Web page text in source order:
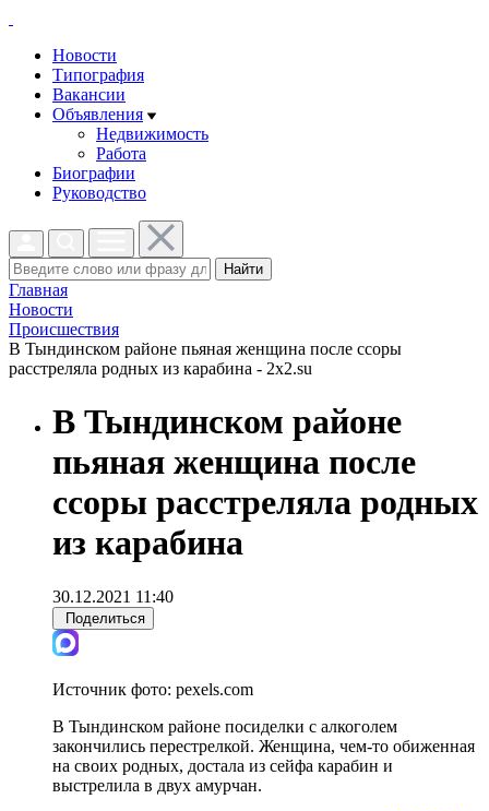
Новости
Типография
Вакансии
Объявления
Недвижимость
Работа
Биографии
Руководство
Найти
Главная
Новости
Проиcшествия
В Тындинском районе пьяная женщина после ссоры
расстреляла родных из карабина - 2x2.su
В Тындинском районе
пьяная женщина после
ссоры расстреляла родных
из карабина
30.12.2021 11:40
Поделиться
Источник фото: pexels.com
В Тындинском районе посиделки с алкоголем
закончились перестрелкой. Женщина, чем-то обиженная
на своих родных, достала из сейфа карабин и
выстрелила в двух амурчан.